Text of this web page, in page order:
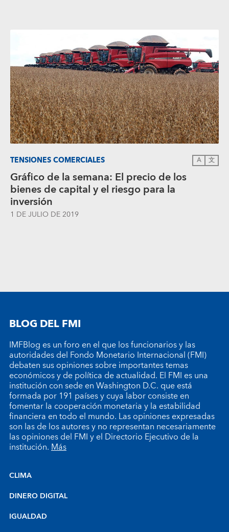
TENSIONES COMERCIALES A 文
Gráfico de la semana: El precio de los
bienes de capital y el riesgo para la
inversión
1 DE JULIO DE 2019
BLOG DEL FMI
IMFBlog es un foro en el que los funcionarios y las
autoridades del Fondo Monetario Internacional (FMI)
debaten sus opiniones sobre importantes temas
económicos y de política de actualidad. El FMI es una
institución con sede en Washington D.C. que está
formada por 191 países y cuya labor consiste en
fomentar la cooperación monetaria y la estabilidad
financiera en todo el mundo. Las opiniones expresadas
son las de los autores y no representan necesariamente
las opiniones del FMI y el Directorio Ejecutivo de la
institución.Más
CLIMA
DINERO DIGITAL
IGUALDAD